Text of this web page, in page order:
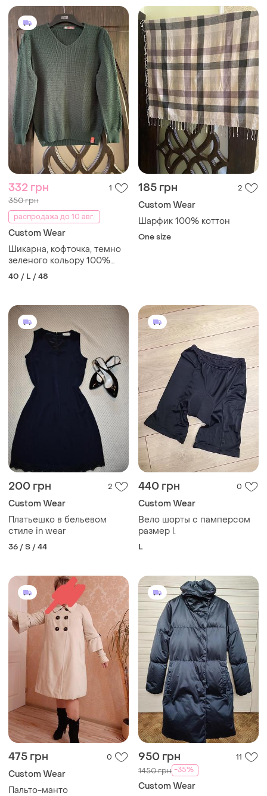
332 грн 1
350 грн
распродажа до 10 авг.
Сustom Wear
Шикарна, кофточка, темно
зеленого кольору 100%
акріл👌
40 / L / 48
185 грн 2
Сustom Wear
Шарфик 100% коттон
One size
200 грн 2
Сustom Wear
Платьешко в бельевом
стиле in wear
36 / S / 44
440 грн 0
Сustom Wear
Вело шорты с памперсом
размер l.
L
475 грн 0
Сustom Wear
Пальто-манто
950 грн 11
1450 грн -35%
Сustom Wear